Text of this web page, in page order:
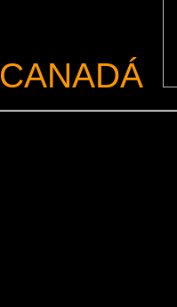
CANADÁ